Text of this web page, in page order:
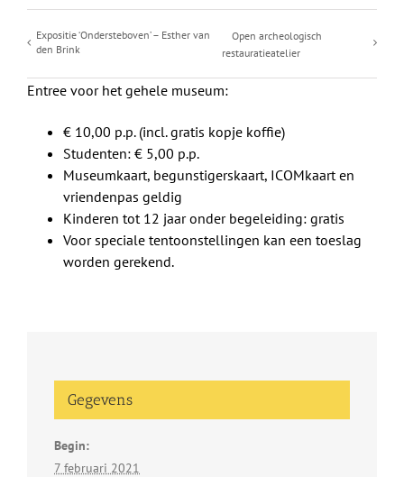
Expositie ‘Ondersteboven’ – Esther van
den Brink
Open archeologisch
restauratieatelier
Entree voor het gehele museum:
€ 10,00 p.p. (incl. gratis kopje koffie)
Studenten: € 5,00 p.p.
Museumkaart, begunstigerskaart, ICOMkaart en
vriendenpas geldig
Kinderen tot 12 jaar onder begeleiding: gratis
Voor speciale tentoonstellingen kan een toeslag
worden gerekend.
Gegevens
Begin:
7 februari 2021